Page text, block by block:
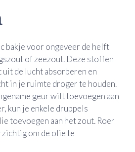
bakje voor ongeveer de helft
of zeezout. Deze stoffen
uit de lucht absorberen en
in je ruimte droger te houden.
geur wilt toevoegen aan
kun je enkele druppels
toevoegen aan het zout. Roer
om de olie te